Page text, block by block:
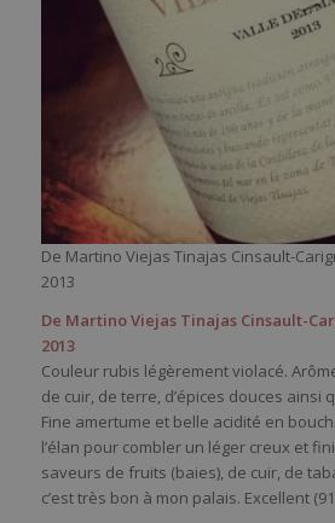
De Martino Viejas Tinajas Cinsault-
2013
De Martino Viejas Tinajas Cinsault-
2013
Couleur rubis légèrement violacé.
de cuir, de terre, d’épices douces ainsi
Fine amertume et belle acidité en
l’élan pour combler un léger creux et
saveurs de fruits (baies), de cuir, de
c’est très bon à mon palais. Excellent